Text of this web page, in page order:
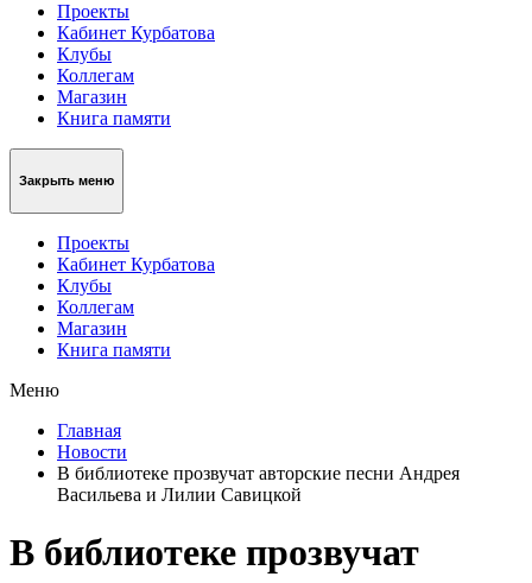
Проекты
Кабинет Курбатова
Клубы
Коллегам
Магазин
Книга памяти
Закрыть меню
Проекты
Кабинет Курбатова
Клубы
Коллегам
Магазин
Книга памяти
Меню
Главная
Новости
В библиотеке прозвучат авторские песни Андрея
Васильева и Лилии Савицкой
В библиотеке прозвучат